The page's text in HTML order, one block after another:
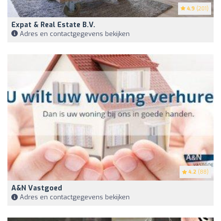
4.9 (201)
Expat & Real Estate B.V.
Adres en contactgegevens bekijken
4.2 (88)
A&N Vastgoed
Adres en contactgegevens bekijken